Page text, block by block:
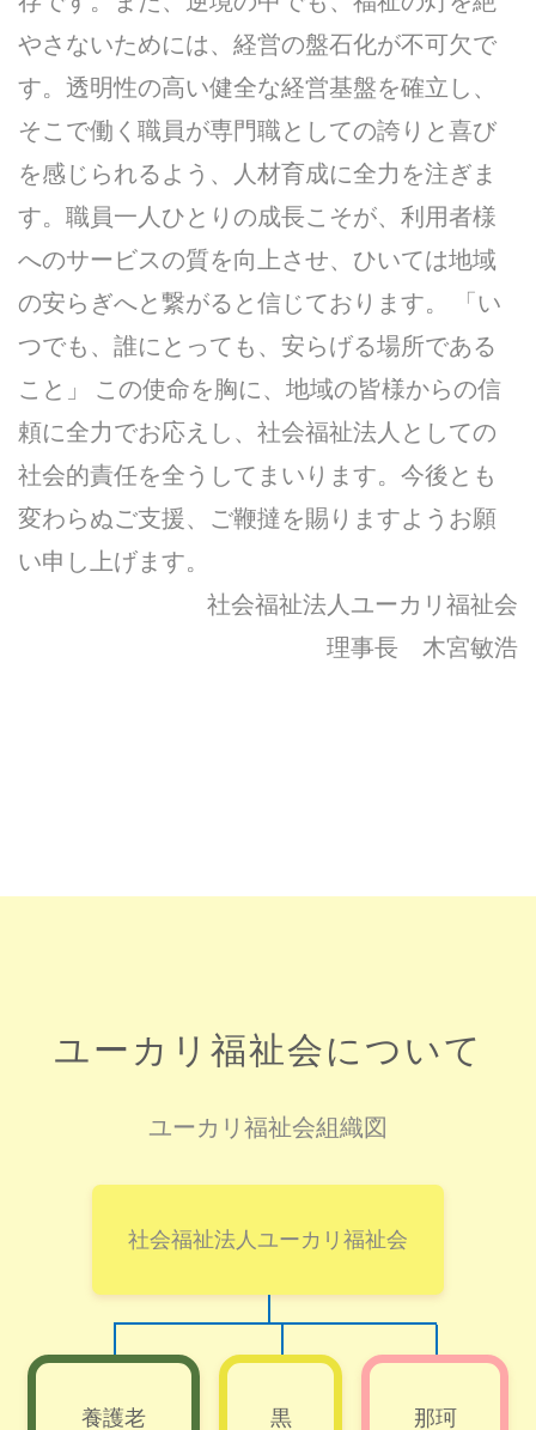
やさないためには、経営の盤石化が不可欠で
す。透明性の高い健全な経営基盤を確立し、
そこで働く職員が専門職としての誇りと喜び
を感じられるよう、人材育成に全力を注ぎま
す。職員一人ひとりの成長こそが、利用者様
へのサービスの質を向上させ、ひいては地域
の安らぎへと繋がると信じております。 「い
つでも、誰にとっても、安らげる場所である
こと」 この使命を胸に、地域の皆様からの信
頼に全力でお応えし、社会福祉法人としての
社会的責任を全うしてまいります。今後とも
変わらぬご支援、ご鞭撻を賜りますようお願
い申し上げます。
社会福祉法人ユーカリ福祉会
理事長 木宮敏浩
ユーカリ福祉会について
ユーカリ福祉会組織図
社会福祉法人ユーカリ福祉会
養護老 黒 那珂